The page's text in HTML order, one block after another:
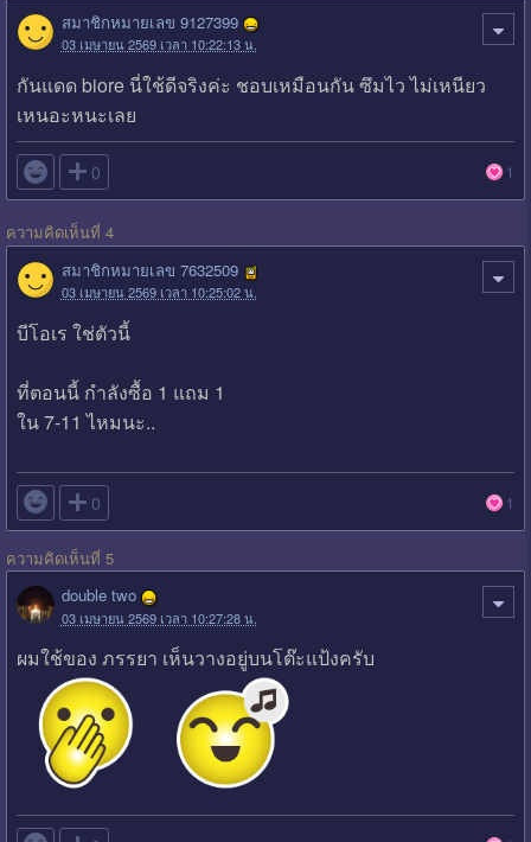
สมาชิกหมายเลข 9127399
03 เมษายน 2569 เวลา 10:22:13 น.
กันแดด biore นี่ใช้ดีจริงค่ะ ชอบเหมือนกัน ซึมไว ไม่เหนียว
เหนอะหนะเลย
 0 1
ความคิดเห็นที่ 4
สมาชิกหมายเลข 7632509
03 เมษายน 2569 เวลา 10:25:02 น.
บีโอเร ใช่ตัวนี้
ที่ตอนนี้ กำลังซื้อ 1 แถม 1
ใน 7-11 ไหมนะ..
 0 1
ความคิดเห็นที่ 5
double two
03 เมษายน 2569 เวลา 10:27:28 น.
ผมใช้ของ ภรรยา เห็นวางอยู่บนโต๊ะแป้งครับ